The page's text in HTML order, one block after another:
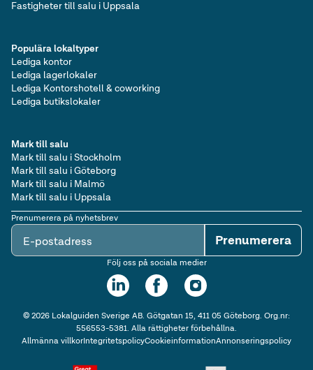
Populära lokaltyper
Lediga kontor
Lediga lagerlokaler
Lediga Kontorshotell & coworking
Lediga butikslokaler
Fastigheter till salu i Uppsala
Mark till salu
Mark till salu i Stockholm
Mark till salu i Göteborg
Mark till salu i Malmö
Mark till salu i Uppsala
Prenumerera på nyhetsbrev
E-postadress Prenumerera
Följ oss på sociala medier
©2026Lokalguiden Sverige AB. Götgatan 15, 411 05 Göteborg. Org.nr:
556553-5381. Alla rättigheter förbehållna.
Allmänna villkorIntegritetspolicyCookieinformationAnnonseringspolicy